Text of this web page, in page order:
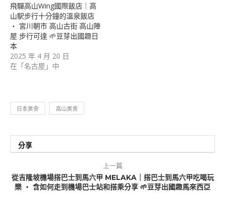
飛驒高山Wing國際飯店｜高
山駅步行十分鐘的溫泉飯店
‧ 宮川朝市 高山古街 高山陣
屋 步行可達 🌱豆芽出國趣日
本
2025 年 4 月 20 日
在「名古屋」中
日本美食 高山美食
分享
上一篇
從吉隆坡機場搭巴士到馬六甲 MELAKA｜搭巴士到馬六甲吃喝玩
樂 ‧ 含如何走到機場巴士站和搭乘分享 🌱豆芽出國趣馬來西亞